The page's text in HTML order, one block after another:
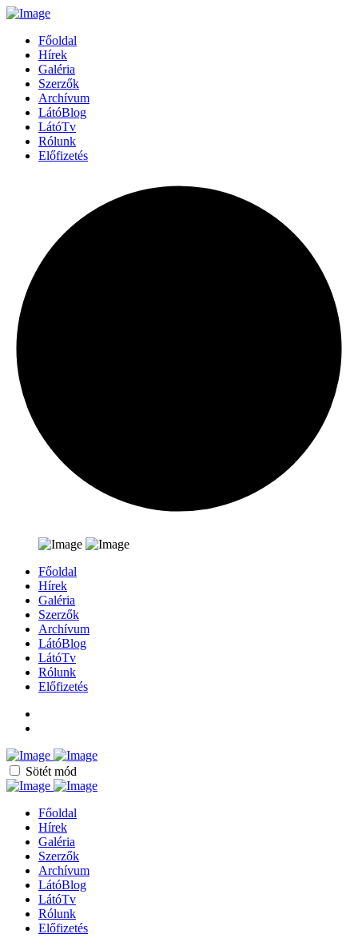
Főoldal
Hírek
Galéria
Szerzők
Archívum
LátóBlog
LátóTv
Rólunk
Előfizetés
Főoldal
Hírek
Galéria
Szerzők
Archívum
LátóBlog
LátóTv
Rólunk
Előfizetés
Sötét mód
Főoldal
Hírek
Galéria
Szerzők
Archívum
LátóBlog
LátóTv
Rólunk
Előfizetés